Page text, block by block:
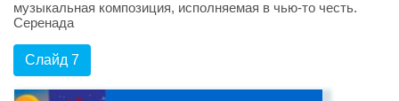
музыкальная композиция, исполняемая в чью-то честь.
Серенада
Слайд 7